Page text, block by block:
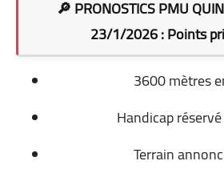
🔎 PRONOSTICS PMU
23/1/2026 : Points
3600 mètres
Handicap
Terrain